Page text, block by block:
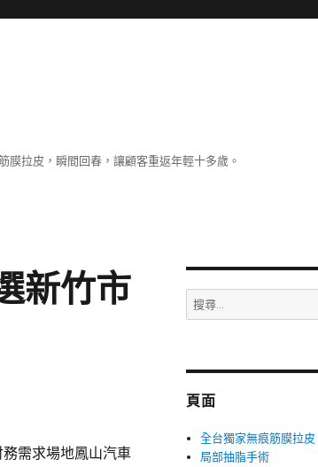
拉皮，瞬間回春，讓顧客重返年輕十多歲。
新竹市
需求場地鳳山汽車
搜
尋
字:
頁面
全台獨家無痕筋膜拉皮
局部抽脂手術